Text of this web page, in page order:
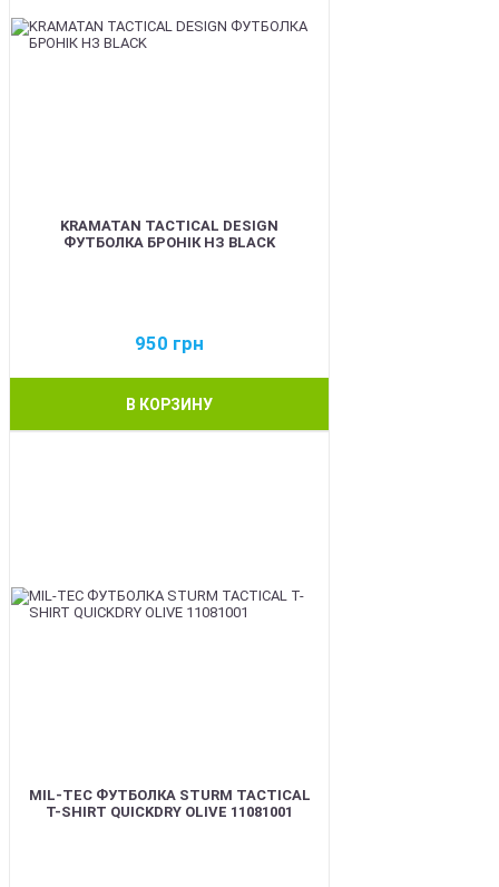
KRAMATAN TACTICAL DESIGN
ФУТБОЛКА БРОНІК НЗ BLACK
950 грн
В КОРЗИНУ
MIL-TEC ФУТБОЛКА STURM TACTICAL
T-SHIRT QUICKDRY OLIVE 11081001